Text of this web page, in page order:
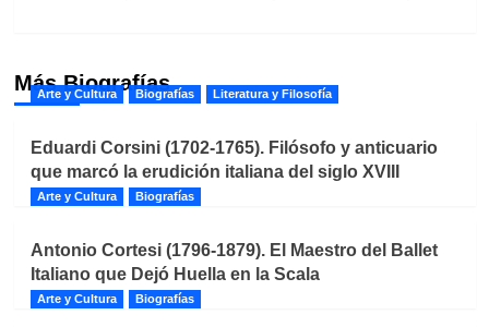
Más Biografías
Arte y Cultura Biografías Literatura y Filosofía
Eduardi Corsini (1702-1765). Filósofo y anticuario
que marcó la erudición italiana del siglo XVIII
Arte y Cultura Biografías
Antonio Cortesi (1796-1879). El Maestro del Ballet
Italiano que Dejó Huella en la Scala
Arte y Cultura Biografías